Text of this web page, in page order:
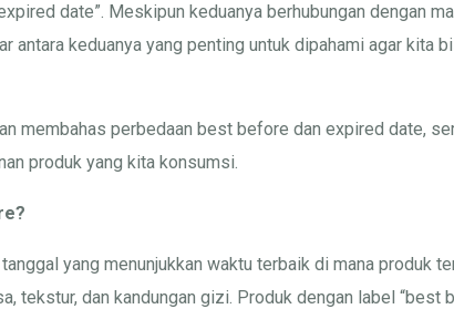
date”. Meskipun keduanya berhubungan dengan
antara keduanya yang penting untuk dipahami agar kita
membahas perbedaan best before dan expired date,
produk yang kita konsumsi.
yang menunjukkan waktu terbaik di mana produk
tekstur, dan kandungan gizi. Produk dengan label “best